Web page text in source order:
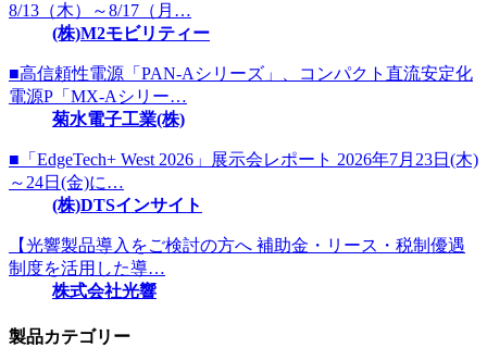
8/13（木）～8/17（月…
(株)M2モビリティー
■高信頼性電源「PAN-Aシリーズ」、コンパクト直流安定化
電源P「MX-Aシリー…
菊水電子工業(株)
■「EdgeTech+ West 2026」展示会レポート 2026年7月23日(木)
～24日(金)に…
(株)DTSインサイト
【光響製品導入をご検討の方へ 補助金・リース・税制優遇
制度を活用した導…
株式会社光響
製品カテゴリー